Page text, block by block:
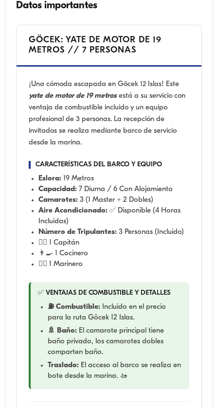
Datos importantes
GÖCEK: YATE DE MOTOR DE 19
METROS // 7 PERSONAS
¡Una cómoda escapada en Göcek 12 Islas! Este
yate de motor de 19 metrosestá a su servicio con
ventaja de combustible incluido y un equipo
profesional de 3 personas. La recepción de
invitados se realiza mediante barco de servicio
desde la marina.
CARACTERÍSTICAS DEL BARCO Y EQUIPO
Eslora: 19 Metros
Capacidad: 7 Diurna / 6 Con Alojamiento
Camarotes: 3 (1 Master + 2 Dobles)
Aire Acondicionado: ✅ Disponible (4 Horas
Incluidas)
Número de Tripulantes: 3 Personas (Incluido)
👨‍✈️ 1 Capitán
👨‍🍳 1 Cocinero
🧑‍✈️ 1 Marinero
✅ VENTAJAS DE COMBUSTIBLE Y DETALLES
⛽ Combustible: Incluido en el precio
para la ruta Göcek 12 Islas.
🚿 Baño: El camarote principal tiene
baño privado, los camarotes dobles
comparten baño.
Traslado: El acceso al barco se realiza en
bote desde la marina. 🚤